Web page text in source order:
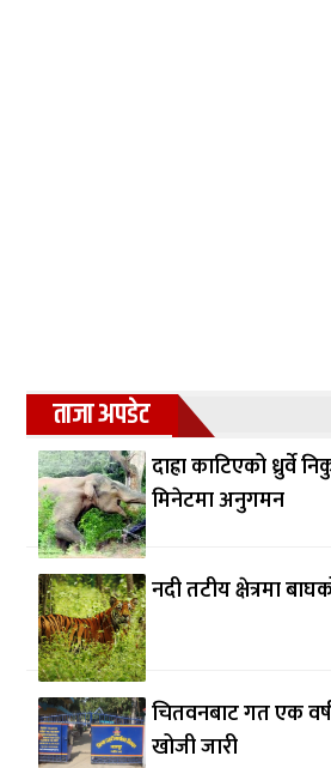
ताजा अपडेट
दाह्रा काटिएको ध्रुर्वे
मिनेटमा अनुगमन
नदी तटीय क्षेत्रमा
चितवनबाट गत एक
खोजी जारी